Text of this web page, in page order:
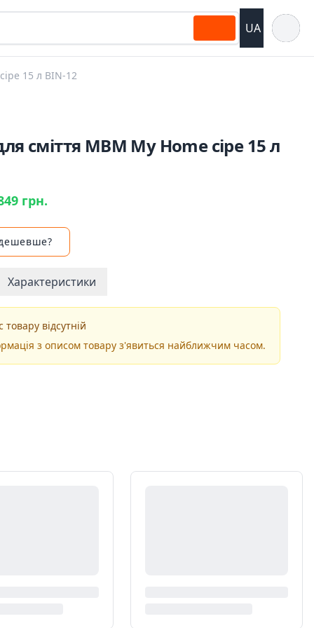
UA
15 л BIN-12
сміття MBM My Home сіре 15 л
грн.
Характеристики
товару відсутній
з описом товару з'явиться найближчим часом.